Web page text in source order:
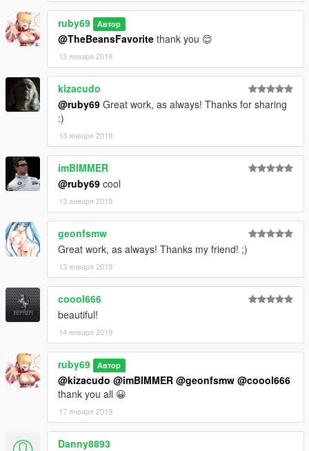
ruby69 Автор
@TheBeansFavorite thank you 😊
13 января 2019
kizacudo
@ruby69 Great work, as always! Thanks for sharing
:)
13 января 2019
imBIMMER
@ruby69 cool
13 января 2019
geonfsmw
Great work, as always! Thanks my friend! ;)
13 января 2019
coool666
beautiful!
14 января 2019
ruby69 Автор
@kizacudo @imBIMMER @geonfsmw @coool666
thank you all 😀
17 января 2019
Danny8893